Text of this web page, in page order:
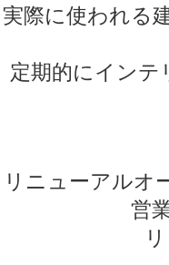
実際に使われる
定期的にイン
リニューアルオ
営